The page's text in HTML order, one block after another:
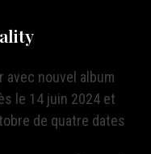
nouvel album
le 14 juin 2024 et
de quatre dates